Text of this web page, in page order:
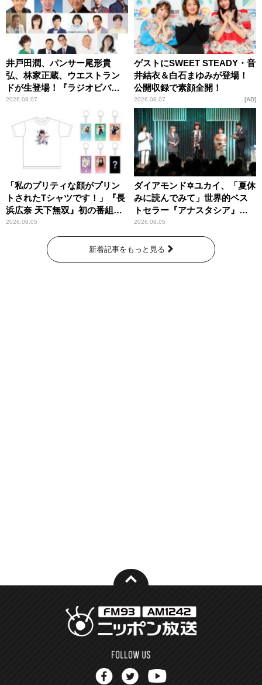
井戸田潤、パンサー尾形貴
弘、林家正蔵、ウエストラン
ドが生登場！『ラジオビバリ
ー昼ズ』
2026.08.07
ゲストにSWEET STEADY・音
井結衣＆白石まゆみが登場！
公開収録で素顔全開！
2026.08.07 AD
「私のプリティな顔がプリン
トされたTシャツです！」『長
浜広奈 天下無双』初の番組グ
ッズ発売
2026.08.05
ダイアモンド✡ユカイ、「夏休
みに読んでみて」世界的ベス
トセラー『アナスタシア』を
紹介
2026.08.05
新着記事をもっと見る